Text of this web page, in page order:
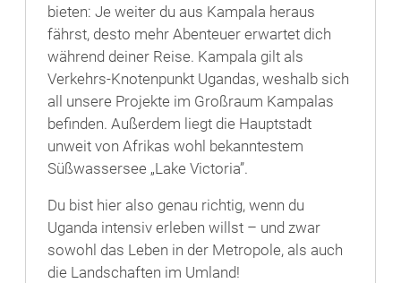
bieten: Je weiter du aus Kampala heraus
fährst, desto mehr Abenteuer erwartet dich
während deiner Reise. Kampala gilt als
Verkehrs-Knotenpunkt Ugandas, weshalb sich
all unsere Projekte im Großraum Kampalas
befinden. Außerdem liegt die Hauptstadt
unweit von Afrikas wohl bekanntestem
Süßwassersee „Lake Victoria”.
Du bist hier also genau richtig, wenn du
Uganda intensiv erleben willst – und zwar
sowohl das Leben in der Metropole, als auch
die Landschaften im Umland!